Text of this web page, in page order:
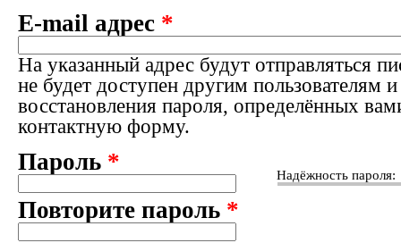
E-mail адрес *
На указанный адрес будут отправляться
не будет доступен другим пользователям
восстановления пароля, определённых
контактную форму.
Надёжность пароля:
Пароль *
Повторите пароль *